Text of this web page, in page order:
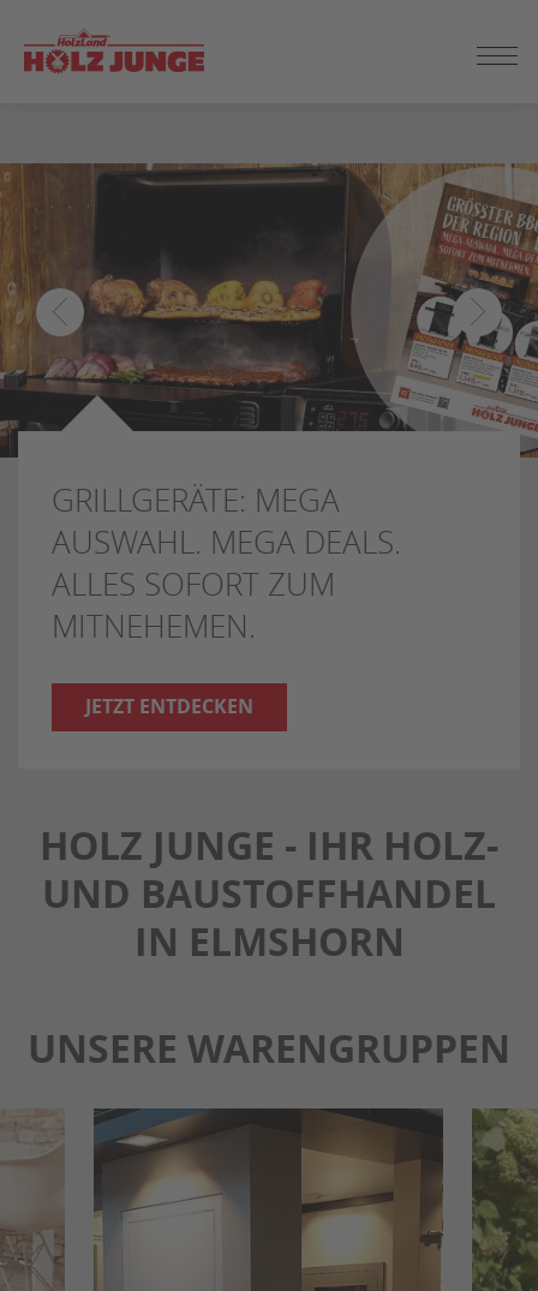
SPRINGEN
GRILLGERÄTE: MEGA
AUSWAHL. MEGA DEALS.
ALLES SOFORT ZUM
MITNEHEMEN.
JETZT ENTDECKEN
HOLZ JUNGE - IHR HOLZ-
UND BAUSTOFFHANDEL
IN ELMSHORN
UNSERE WARENGRUPPEN